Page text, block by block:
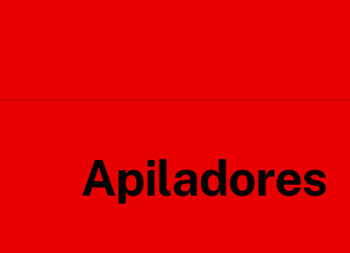
Apiladores